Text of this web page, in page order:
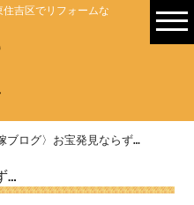
吉区でリフォームな
ブログ〉お宝発見ならず…
…